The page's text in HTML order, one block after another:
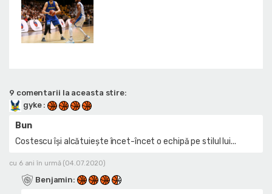
9 comentarii la aceasta stire:
gyke :
Bun
Costescu își alcătuiește încet-încet o echipă pe stilul lui...
cu 6 ani în urmă (04.07.2020)
Benjamin: